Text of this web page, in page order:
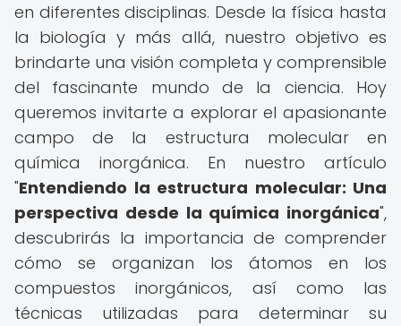
en diferentes disciplinas. Desde la física hasta
la biología y más allá, nuestro objetivo es
brindarte una visión completa y comprensible
del fascinante mundo de la ciencia. Hoy
queremos invitarte a explorar el apasionante
campo de la estructura molecular en
química inorgánica. En nuestro artículo
"Entendiendo la estructura molecular: Una
perspectiva desde la química inorgánica",
descubrirás la importancia de comprender
cómo se organizan los átomos en los
compuestos inorgánicos, así como las
técnicas utilizadas para determinar su